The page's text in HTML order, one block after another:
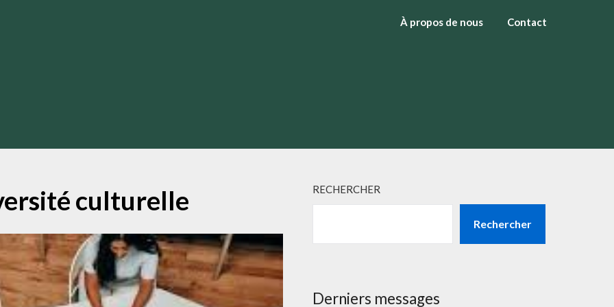
À propos de nous Contact
culturelle RECHERCHER
Rechercher
Derniers messages